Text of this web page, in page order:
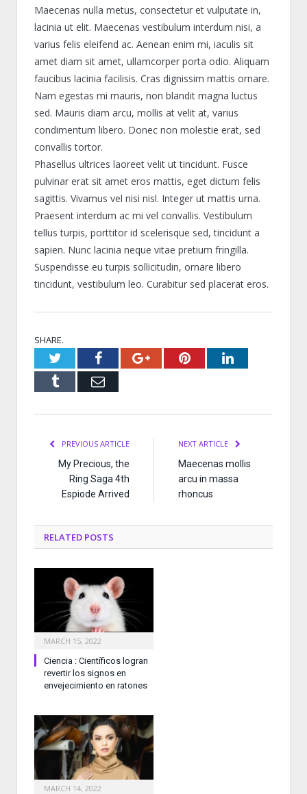
Maecenas nulla metus, consectetur et vulputate in,
lacinia ut elit. Maecenas vestibulum interdum nisi, a
varius felis eleifend ac. Aenean enim mi, iaculis sit
amet diam sit amet, ullamcorper porta odio. Aliquam
faucibus lacinia facilisis. Cras dignissim mattis ornare.
Nam egestas mi mauris, non blandit magna luctus
sed. Mauris diam arcu, mollis at velit at, varius
condimentum libero. Donec non molestie erat, sed
convallis tortor.
Phasellus ultrices laoreet velit ut tincidunt. Fusce
pulvinar erat sit amet eros mattis, eget dictum felis
sagittis. Vivamus vel nisi nisl. Integer ut mattis urna.
Praesent interdum ac mi vel convallis. Vestibulum
tellus turpis, porttitor id scelerisque sed, tincidunt a
sapien. Nunc lacinia neque vitae pretium fringilla.
Suspendisse eu turpis sollicitudin, ornare libero
tincidunt, vestibulum leo. Curabitur sed placerat eros.
SHARE.
TwitterFacebookGoogle+PinterestLinkedIn
Tumblr Email
PREVIOUS ARTICLE
My Precious, the
Ring Saga 4th
Espiode Arrived
NEXT ARTICLE
Maecenas mollis
arcu in massa
rhoncus
RELATED POSTS
MARCH 15, 2022
Ciencia : Científicos logran
revertir los signos en
envejecimiento en ratones
MARCH 14, 2022